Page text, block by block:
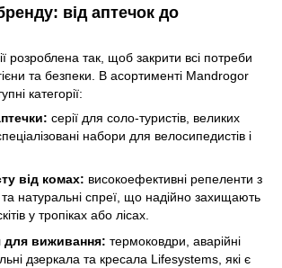
від аптечок до
розроблена так, щоб закрити всі потреби
та безпеки. В асортименті Mandrogor
категорії:
серії для соло-туристів, великих
набори для велосипедистів і
від комах: високоефективні репеленти з
натуральні спреї, що надійно захищають
у тропіках або лісах.
для виживання: термоковдри, аварійні
дзеркала та кресала Lifesystems, які є